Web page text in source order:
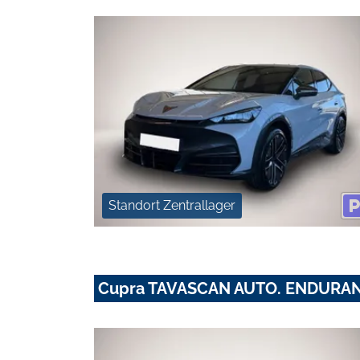
Standort Zentrallager
Cupra TAVASCAN AUTO.